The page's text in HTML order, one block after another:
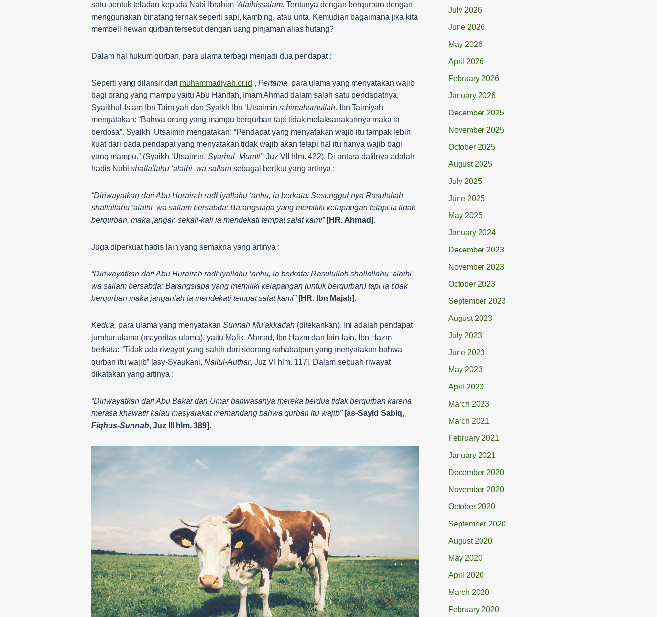
satu bentuk teladan kepada Nabi Ibrahim ‘Alaihissalam. Tentunya dengan berqurban dengan
menggunakan binatang ternak seperti sapi, kambing, atau unta. Kemudian bagaimana jika kita
membeli hewan qurban tersebut dengan uang pinjaman alias hutang?
Dalam hal hukum qurban, para ulama terbagi menjadi dua pendapat :
Seperti yang dilansir dari muhammadiyah.or.id , Pertama, para ulama yang menyatakan wajib
bagi orang yang mampu yaitu Abu Hanifah, Imam Ahmad dalam salah satu pendapatnya,
Syaikhul-Islam Ibn Taimiyah dan Syaikh Ibn ‘Utsaimin rahimahumullah. Ibn Taimiyah
mengatakan: “Bahwa orang yang mampu berqurban tapi tidak melaksanakannya maka ia
berdosa”. Syaikh ‘Utsaimin mengatakan: “Pendapat yang menyatakan wajib itu tampak lebih
kuat dari pada pendapat yang menyatakan tidak wajib akan tetapi hal itu hanya wajib bagi
yang mampu.” (Syaikh ‘Utsaimin, Syarhul–Mumti’, Juz VII hlm. 422). Di antara dalilnya adalah
hadis Nabi shallallahu ‘alaihi wa sallamsebagai berikut yang artinya :
“Diriwayatkan dari Abu Hurairah radhiyallahu ‘anhu, ia berkata: Sesungguhnya Rasulullah
shallallahu ‘alaihi wa sallam bersabda: Barangsiapa yang memiliki kelapangan tetapi ia tidak
berqurban, maka jangan sekali-kali ia mendekati tempat salat kami” [HR. Ahmad].
Juga diperkuat hadis lain yang semakna yang artinya :
“Diriwayatkan dari Abu Hurairah radhiyallahu ‘anhu, ia berkata: Rasulullah shallallahu ‘alaihi
wa sallam bersabda: Barangsiapa yang memiliki kelapangan (untuk berqurban) tapi ia tidak
berqurban maka janganlah ia mendekati tempat salat kami” [HR. Ibn Majah].
Kedua, para ulama yang menyatakan Sunnah Mu’akkadah(ditekankan). Ini adalah pendapat
jumhur ulama (mayoritas ulama), yaitu Malik, Ahmad, Ibn Hazm dan lain-lain. Ibn Hazm
berkata: “Tidak ada riwayat yang sahih dari seorang sahabatpun yang menyatakan bahwa
qurban itu wajib” [asy-Syaukani, Nailul-Authar, Juz VI hlm. 117]. Dalam sebuah riwayat
dikatakan yang artinya :
“Diriwayatkan dari Abu Bakar dan Umar bahwasanya mereka berdua tidak berqurban karena
merasa khawatir kalau masyarakat memandang bahwa qurban itu wajib” [as-Sayid Sabiq,
Fiqhus-Sunnah, Juz III hlm. 189].
July 2026
June 2026
May 2026
April 2026
February 2026
January 2026
December 2025
November 2025
October 2025
August 2025
July 2025
June 2025
May 2025
January 2024
December 2023
November 2023
October 2023
September 2023
August 2023
July 2023
June 2023
May 2023
April 2023
March 2023
March 2021
February 2021
January 2021
December 2020
November 2020
October 2020
September 2020
August 2020
May 2020
April 2020
March 2020
February 2020